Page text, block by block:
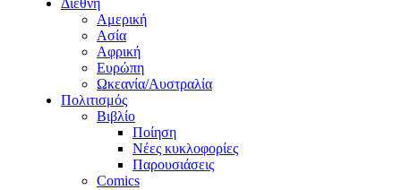
Διεθνή
Αμερική
Ασία
Αφρική
Ευρώπη
Ωκεανία/Αυστραλία
Πολιτισμός
Βιβλίο
Ποίηση
Νέες κυκλοφορίες
Παρουσιάσεις
Comics